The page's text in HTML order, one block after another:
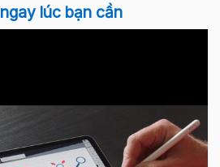
ngay lúc bạn cần